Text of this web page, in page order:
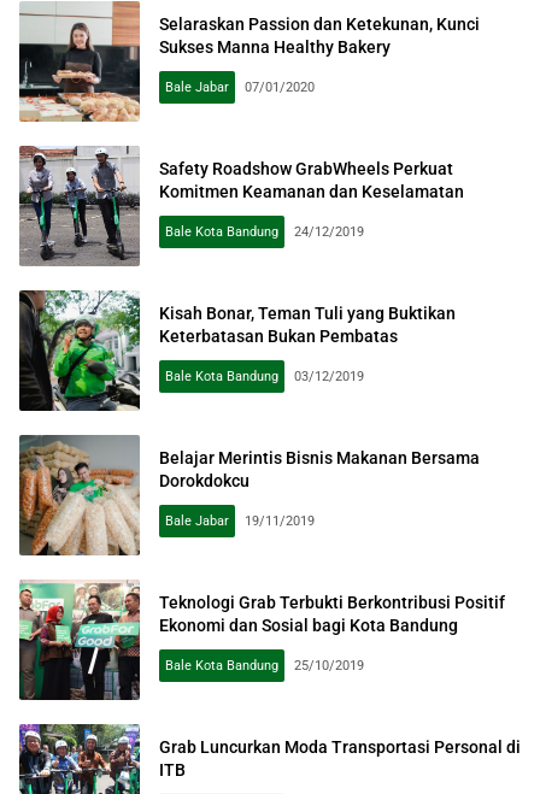
Selaraskan Passion dan Ketekunan, Kunci
Sukses Manna Healthy Bakery
Bale Jabar 07/01/2020
Safety Roadshow GrabWheels Perkuat
Komitmen Keamanan dan Keselamatan
Bale Kota Bandung 24/12/2019
Kisah Bonar, Teman Tuli yang Buktikan
Keterbatasan Bukan Pembatas
Bale Kota Bandung 03/12/2019
Belajar Merintis Bisnis Makanan Bersama
Dorokdokcu
Bale Jabar 19/11/2019
Teknologi Grab Terbukti Berkontribusi Positif
Ekonomi dan Sosial bagi Kota Bandung
Bale Kota Bandung 25/10/2019
Grab Luncurkan Moda Transportasi Personal di
ITB